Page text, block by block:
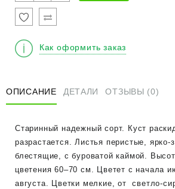
Астильба
японская
Блоссом"
Как оформить заказ
ОПИСАНИЕ ДЕТАЛИ ОТЗЫВЫ (0)
Старинный надежный сорт. Куст
разрастается. Листья перистые, ярко-
блестящие, с буроватой каймой.
цветения 60–70 см. Цветет с начала
августа. Цветки мелкие, от светло-